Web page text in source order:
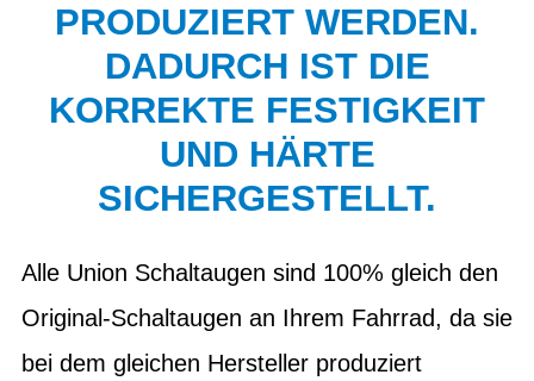
PRODUZIERT WERDEN.
DADURCH IST DIE
KORREKTE FESTIGKEIT
UND HÄRTE
SICHERGESTELLT.
Alle Union Schaltaugen sind 100% gleich den
Original-Schaltaugen an Ihrem Fahrrad, da sie
bei dem gleichen Hersteller produziert